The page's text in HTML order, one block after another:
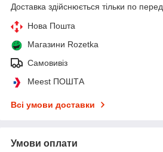
Доставка здійснюється тільки по
Нова Пошта
Магазини Rozetka
Самовивіз
Meest ПОШТА
Всі умови доставки
Умови оплати